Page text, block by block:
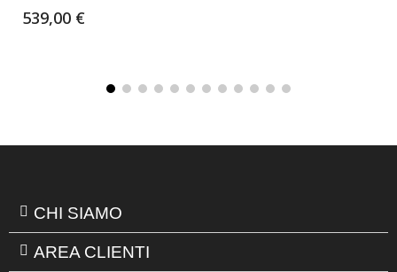
539,00 €
CHI SIAMO
AREA CLIENTI